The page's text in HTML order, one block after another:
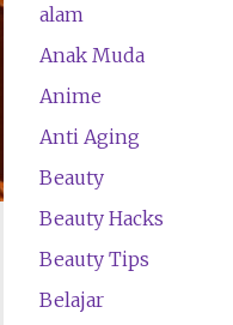
alam
Anak Muda
Anime
Anti Aging
Beauty
Beauty Hacks
Beauty Tips
Belajar